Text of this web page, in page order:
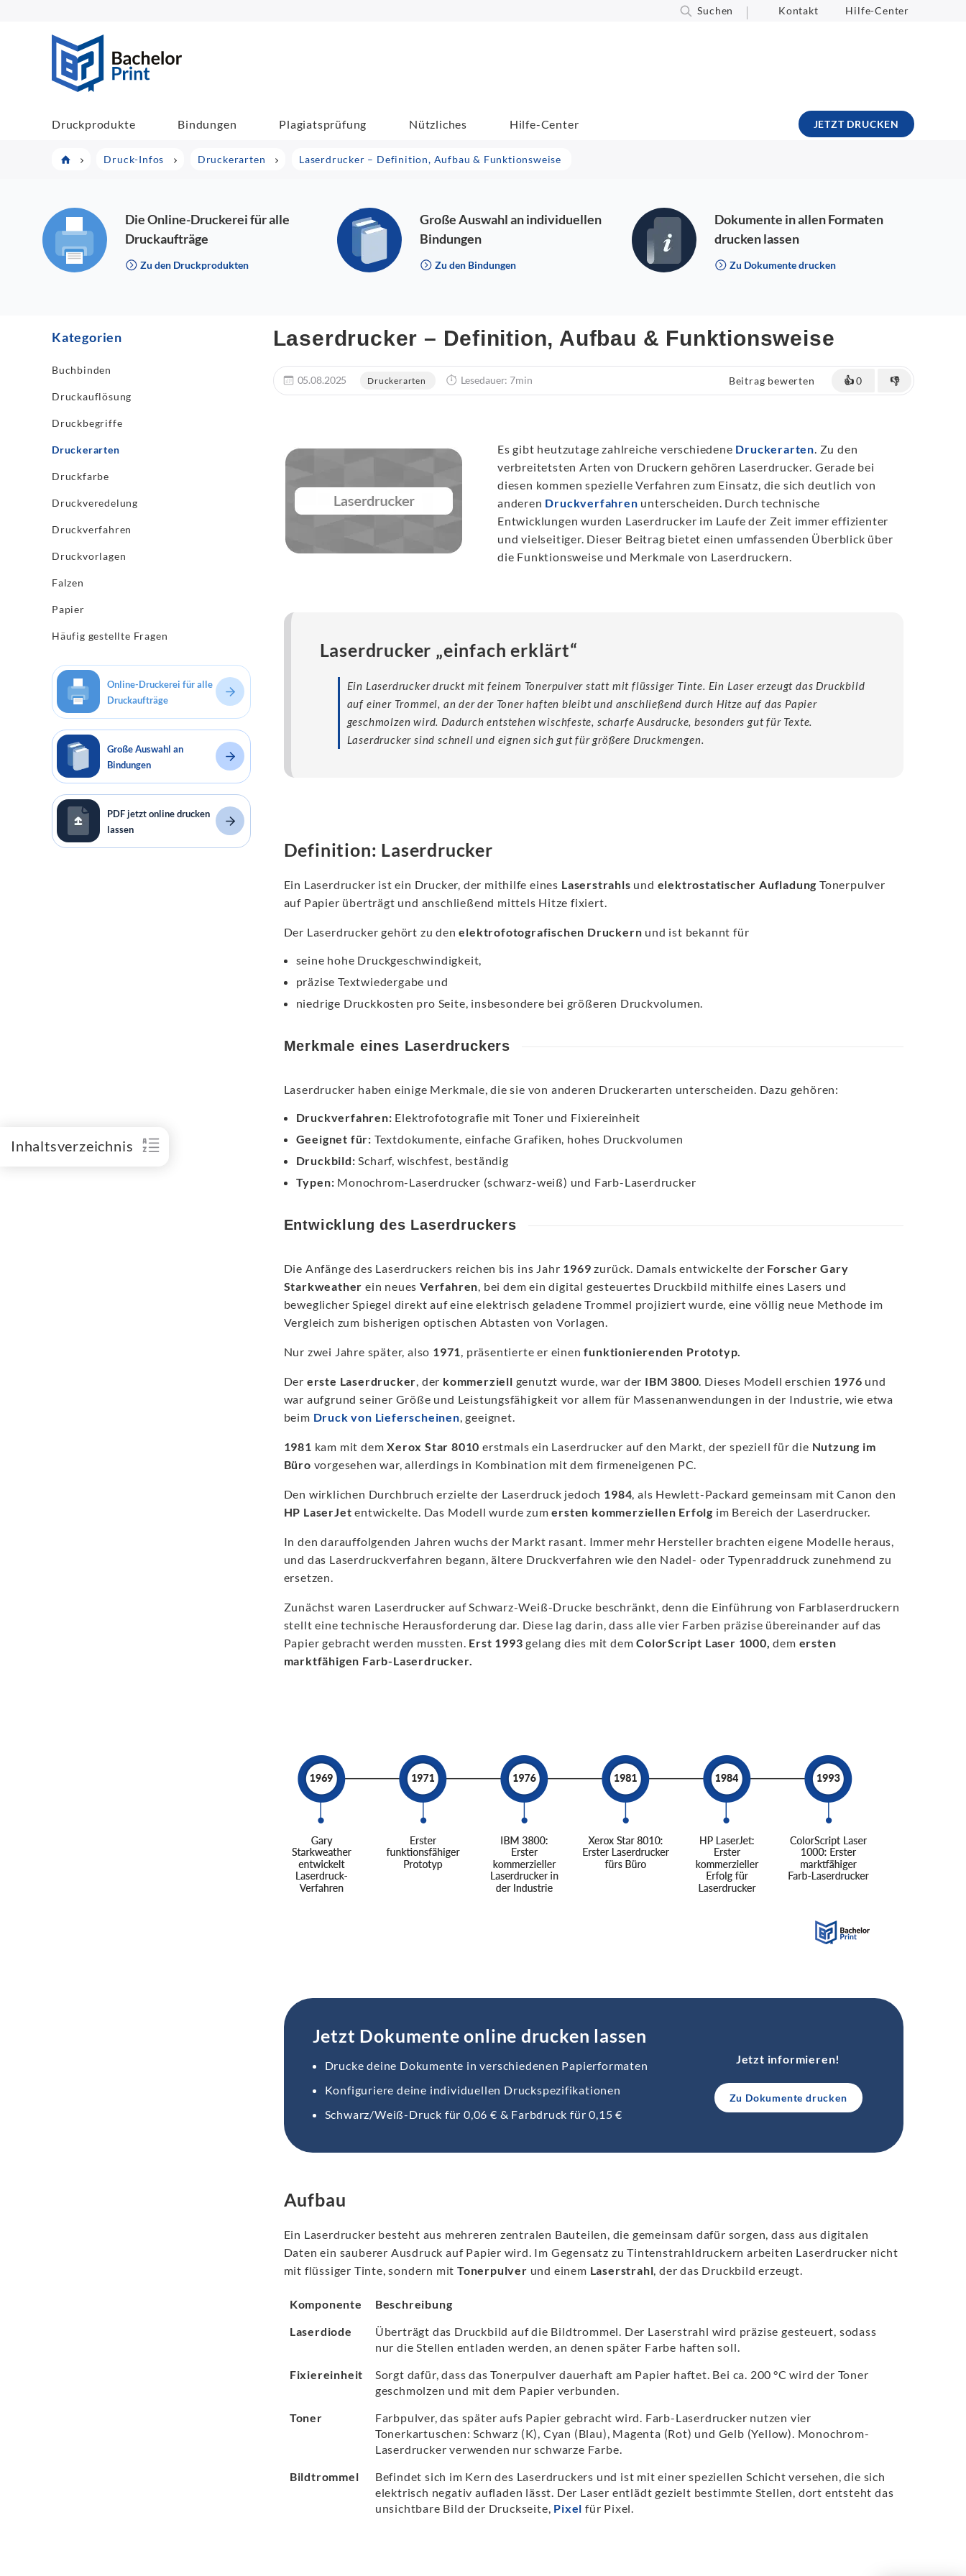
Suchen Kontakt Hilfe-Center
Druckprodukte Bindungen Plagiatsprüfung Nützliches Hilfe-Center JETZT DRUCKEN
Druck-Infos Druckerarten Laserdrucker – Definition, Aufbau & Funktionsweise
Die Online-Druckerei für alle
Druckaufträge
Zu den Druckprodukten
Große Auswahl an individuellen
Bindungen
Zu den Bindungen
Dokumente in allen Formaten
drucken lassen
Zu Dokumente drucken
Kategorien
Buchbinden
Druckauflösung
Druckbegriffe
Druckerarten
Druckfarbe
Druckveredelung
Druckverfahren
Druckvorlagen
Falzen
Papier
Häufig gestellte Fragen
Online-Druckerei für alle
Druckaufträge
Große Auswahl an
Bindungen
PDF jetzt online drucken
lassen
Laserdrucker – Definition, Aufbau & Funktionsweise
05.08.2025 Druckerarten Lesedauer: 7min Beitrag bewerten 👍0 👎
Inhaltsverzeichnis
Es gibt heutzutage zahlreiche verschiedene Druckerarten. Zu den
verbreitetsten Arten von Druckern gehören Laserdrucker. Gerade bei
diesen kommen spezielle Verfahren zum Einsatz, die sich deutlich von
anderen Druckverfahren unterscheiden. Durch technische
Entwicklungen wurden Laserdrucker im Laufe der Zeit immer effizienter
und vielseitiger. Dieser Beitrag bietet einen umfassenden Überblick über
die Funktionsweise und Merkmale von Laserdruckern.
Laserdrucker „einfach erklärt“
Ein Laserdrucker druckt mit feinem Tonerpulver statt mit flüssiger Tinte. Ein Laser erzeugt das Druckbild
auf einer Trommel, an der der Toner haften bleibt und anschließend durch Hitze auf das Papier
geschmolzen wird. Dadurch entstehen wischfeste, scharfe Ausdrucke, besonders gut für Texte.
Laserdrucker sind schnell und eignen sich gut für größere Druckmengen.
Definition: Laserdrucker
Ein Laserdrucker ist ein Drucker, der mithilfe eines Laserstrahls und elektrostatischer Aufladung Tonerpulver
auf Papier überträgt und anschließend mittels Hitze fixiert.
Der Laserdrucker gehört zu den elektrofotografischen Druckern und ist bekannt für
seine hohe Druckgeschwindigkeit,
präzise Textwiedergabe und
niedrige Druckkosten pro Seite, insbesondere bei größeren Druckvolumen.
Merkmale eines Laserdruckers
Laserdrucker haben einige Merkmale, die sie von anderen Druckerarten unterscheiden. Dazu gehören:
Druckverfahren: Elektrofotografie mit Toner und Fixiereinheit
Geeignet für: Textdokumente, einfache Grafiken, hohes Druckvolumen
Druckbild: Scharf, wischfest, beständig
Typen: Monochrom-Laserdrucker (schwarz-weiß) und Farb-Laserdrucker
Entwicklung des Laserdruckers
Die Anfänge des Laserdruckers reichen bis ins Jahr 1969 zurück. Damals entwickelte der Forscher Gary
Starkweather ein neues Verfahren, bei dem ein digital gesteuertes Druckbild mithilfe eines Lasers und
beweglicher Spiegel direkt auf eine elektrisch geladene Trommel projiziert wurde, eine völlig neue Methode im
Vergleich zum bisherigen optischen Abtasten von Vorlagen.
Nur zwei Jahre später, also 1971, präsentierte er einenfunktionierenden Prototyp.
Der erste Laserdrucker, der kommerziell genutzt wurde, war der IBM 3800. Dieses Modell erschien 1976 und
war aufgrund seiner Größe und Leistungsfähigkeit vor allem für Massenanwendungen in der Industrie, wie etwa
beim Druck von Lieferscheinen, geeignet.
1981 kam mit demXerox Star 8010 erstmals ein Laserdrucker auf den Markt, der speziell für die Nutzung im
Büro vorgesehen war, allerdings in Kombination mit dem firmeneigenen PC.
Den wirklichen Durchbruch erzielte der Laserdruck jedoch 1984, als Hewlett-Packard gemeinsam mit Canon den
HP LaserJet entwickelte. Das Modell wurde zumersten kommerziellen Erfolg im Bereich der Laserdrucker.
In den darauffolgenden Jahren wuchs der Markt rasant. Immer mehr Hersteller brachten eigene Modelle heraus,
und das Laserdruckverfahren begann, ältere Druckverfahren wie den Nadel- oder Typenraddruck zunehmend zu
ersetzen.
Zunächst waren Laserdrucker auf Schwarz-Weiß-Drucke beschränkt, denn die Einführung von Farblaserdruckern
stellt eine technische Herausforderung dar. Diese lag darin, dass alle vier Farben präzise übereinander auf das
Papier gebracht werden mussten. Erst 1993 gelang dies mit demColorScript Laser 1000, dem ersten
marktfähigen Farb-Laserdrucker.
Jetzt Dokumente online drucken lassen
Drucke deine Dokumente in verschiedenen Papierformaten
Konfiguriere deine individuellen Druckspezifikationen
Schwarz/Weiß-Druck für 0,06 € & Farbdruck für 0,15 €
Jetzt informieren!
Zu Dokumente drucken
Aufbau
Ein Laserdrucker besteht aus mehreren zentralen Bauteilen, die gemeinsam dafür sorgen, dass aus digitalen
Daten ein sauberer Ausdruck auf Papier wird. Im Gegensatz zu Tintenstrahldruckern arbeiten Laserdrucker nicht
mit flüssiger Tinte, sondern mit Tonerpulver und einem Laserstrahl, der das Druckbild erzeugt.
Komponente
Beschreibung
Laserdiode
Überträgt das Druckbild auf die Bildtrommel. Der Laserstrahl wird präzise gesteuert, sodass
nur die Stellen entladen werden, an denen später Farbe haften soll.
Fixiereinheit
Sorgt dafür, dass das Tonerpulver dauerhaft am Papier haftet. Bei ca. 200 °C wird der Toner
geschmolzen und mit dem Papier verbunden.
Toner
Farbpulver, das später aufs Papier gebracht wird. Farb-Laserdrucker nutzen vier
Tonerkartuschen: Schwarz (K), Cyan (Blau), Magenta (Rot) und Gelb (Yellow). Monochrom-
Laserdrucker verwenden nur schwarze Farbe.
Bildtrommel
Befindet sich im Kern des Laserdruckers und ist mit einer speziellen Schicht versehen, die sich
elektrisch negativ aufladen lässt. Der Laser entlädt gezielt bestimmte Stellen, dort entsteht das
unsichtbare Bild der Druckseite, Pixel für Pixel.